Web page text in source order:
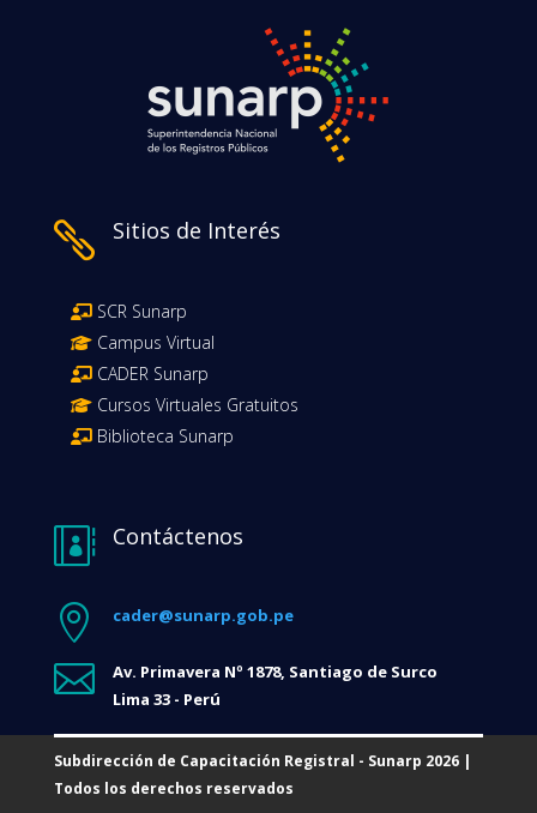
 Sitios de Interés
SCR Sunarp
Campus Virtual
CADER Sunarp
Cursos Virtuales Gratuitos
Biblioteca Sunarp
 Contáctenos
 cader@sunarp.gob.pe

Av. Primavera Nº 1878, Santiago de Surco
Lima 33 - Perú
Subdirección de Capacitación Registral - Sunarp 2026 |
Todos los derechos reservados